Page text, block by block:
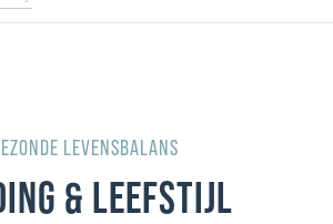
LEVENSBALANS
& LEEFSTIJL